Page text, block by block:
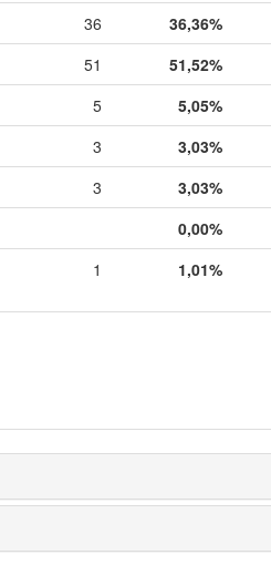
36 36,36%
51 51,52%
5 5,05%
3 3,03%
3 3,03%
0,00%
1 1,01%